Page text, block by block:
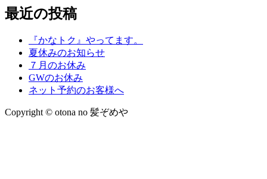
ビ
ン
稿:
最近の投稿
『かなトク』やってます。
夏休みのお知らせ
７月のお休み
GWのお休み
ネット予約のお客様へ
Copyright © otona no 髪ぞめや